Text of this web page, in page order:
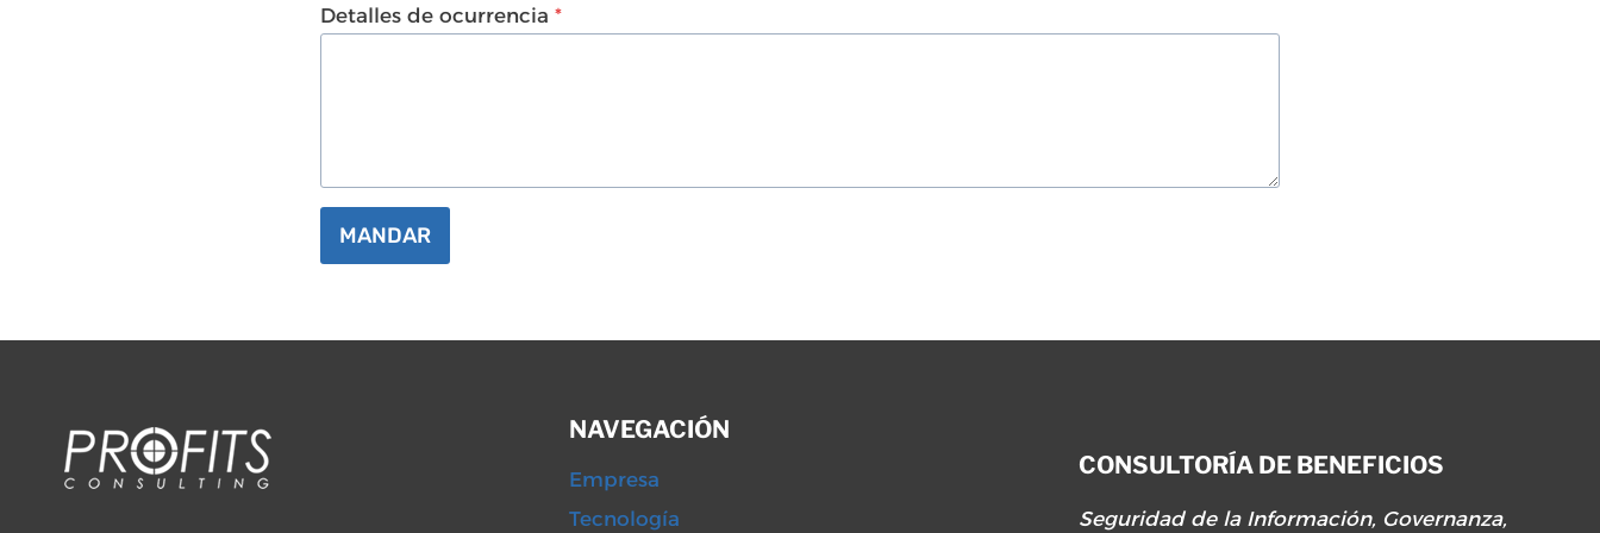
Detalles de ocurrencia *
MANDAR
NAVEGACIÓN
Empresa
Tecnología
CONSULTORÍA DE BENEFICIOS
Seguridad de la Información, Governanza,